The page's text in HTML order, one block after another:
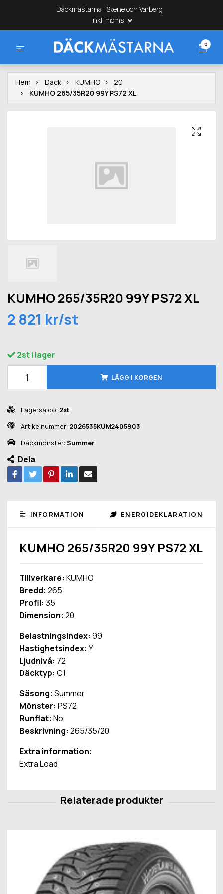
Däckmästarna i Skene och Varberg
Inkl. moms
0
Hem Däck KUMHO
20
KUMHO 265/35R20 99Y PS72 XL
KUMHO 265/35R20 99Y PS72 XL
2 821 kr/st
2st i lager
LÄGG I KORGEN
Lagersaldo: 2st
Artikelnummer: 2026535KUM2405903
Däckmönster: Summer
Dela
INFORMATION ENERGIDEKLARATION
KUMHO 265/35R20 99Y PS72 XL
Tillverkare: KUMHO
Bredd: 265
Profil: 35
Dimension: 20
Belastningsindex: 99
Hastighetsindex: Y
Ljudnivå: 72
Däcktyp: C1
Säsong: Summer
Mönster: PS72
Runflat: No
Beskrivning: 265/35/20
Extra information:
Extra Load